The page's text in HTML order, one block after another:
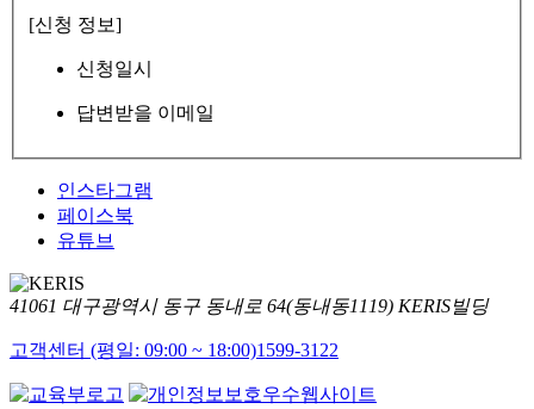
[신청 정보]
신청일시
답변받을 이메일
인스타그램
페이스북
유튜브
41061 대구광역시 동구 동내로 64(동내동1119) KERIS빌딩
고객센터 (평일: 09:00 ~ 18:00)1599-3122